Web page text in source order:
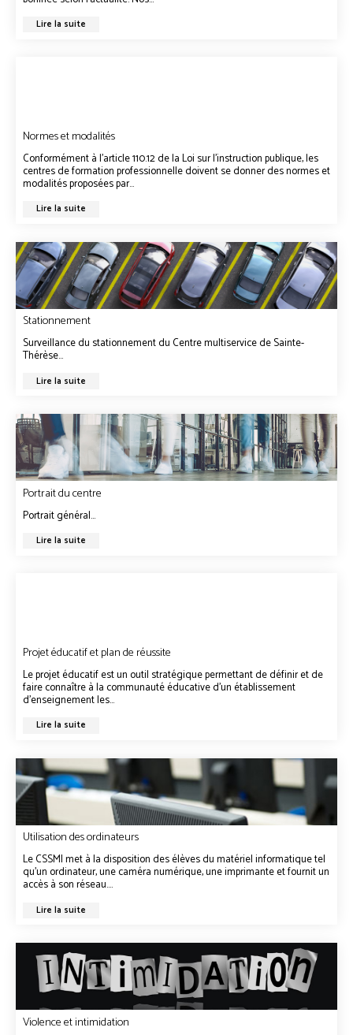
Lire la suite
Normes et modalités
Conformément à l’article 110.12 de la Loi sur l’instruction publique, les
centres de formation professionnelle doivent se donner des normes et
modalités proposées par...
Lire la suite
Stationnement
Surveillance du stationnement du Centre multiservice de Sainte-
Thérèse...
Lire la suite
Portrait du centre
Portrait général...
Lire la suite
Projet éducatif et plan de réussite
Le projet éducatif est un outil stratégique permettant de définir et de
faire connaître à la communauté éducative d’un établissement
d’enseignement les...
Lire la suite
Utilisation des ordinateurs
Le CSSMI met à la disposition des élèves du matériel informatique tel
qu’un ordinateur, une caméra numérique, une imprimante et fournit un
accès à son réseau....
Lire la suite
Violence et intimidation